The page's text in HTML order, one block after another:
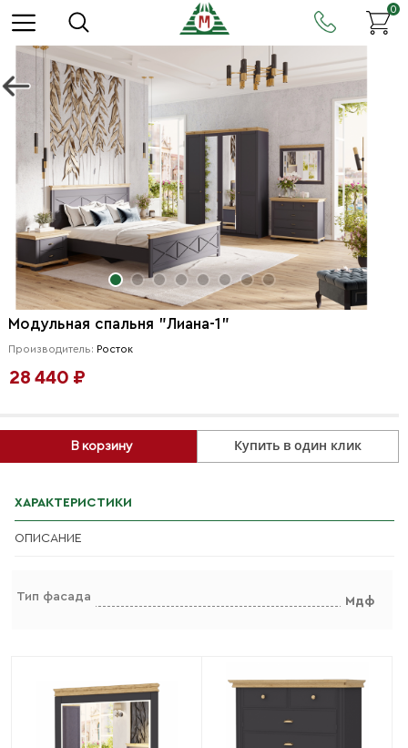
0
Модульная спальня "Лиана-1"
Производитель: Росток
28 440 ₽
В корзину Купить в один клик
ХАРАКТЕРИСТИКИ
ОПИСАНИЕ
Тип фасада Мдф